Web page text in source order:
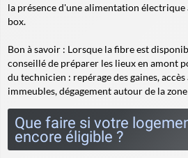
la présence d'une alimentation
box.
Bon à savoir : Lorsque la fibre est
conseillé de préparer les lieux en amont
du technicien : repérage des gaines,
immeubles, dégagement autour de la
Que faire si votre
encore éligible ?